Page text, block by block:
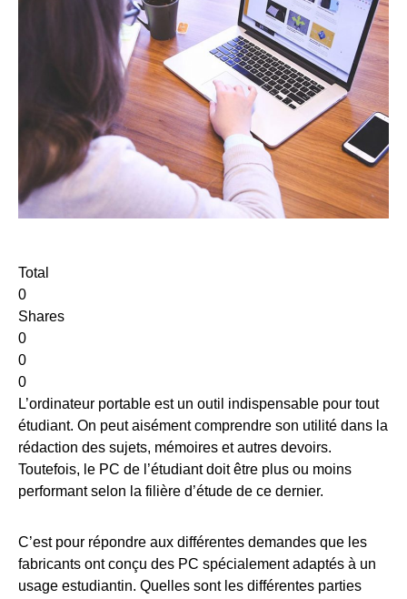
Total
0
Shares
0
0
0
L’ordinateur portable est un outil indispensable pour tout
étudiant. On peut aisément comprendre son utilité dans la
rédaction des sujets, mémoires et autres devoirs.
Toutefois, le PC de l’étudiant doit être plus ou moins
performant selon la filière d’étude de ce dernier.
C’est pour répondre aux différentes demandes que les
fabricants ont conçu des PC spécialement adaptés à un
usage estudiantin. Quelles sont les différentes parties